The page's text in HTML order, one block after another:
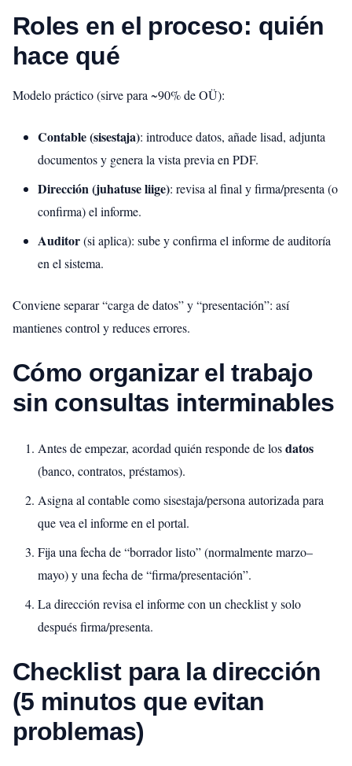
Roles en el proceso: quién
hace qué
Modelo práctico (sirve para ~90% de OÜ):
Contable (sisestaja): introduce datos, añade lisad, adjunta
documentos y genera la vista previa en PDF.
Dirección (juhatuse liige): revisa al final y firma/presenta (o
confirma) el informe.
Auditor(si aplica): sube y confirma el informe de auditoría
en el sistema.
Conviene separar “carga de datos” y “presentación”: así
mantienes control y reduces errores.
Cómo organizar el trabajo
sin consultas interminables
Antes de empezar, acordad quién responde de losdatos
(banco, contratos, préstamos).
Asigna al contable como sisestaja/persona autorizada para
que vea el informe en el portal.
Fija una fecha de “borrador listo” (normalmente marzo–
mayo) y una fecha de “firma/presentación”.
La dirección revisa el informe con un checklist y solo
después firma/presenta.
Checklist para la dirección
(5 minutos que evitan
problemas)